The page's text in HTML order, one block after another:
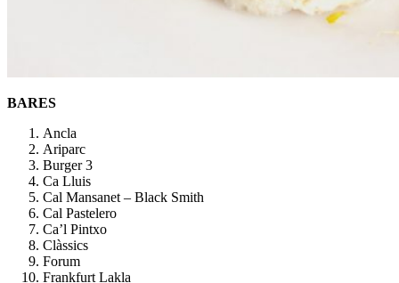
BARES
Ancla
Ariparc
Burger 3
Ca Lluis
Cal Mansanet – Black Smith
Cal Pastelero
Ca’l Pintxo
Clàssics
Forum
Frankfurt Lakla